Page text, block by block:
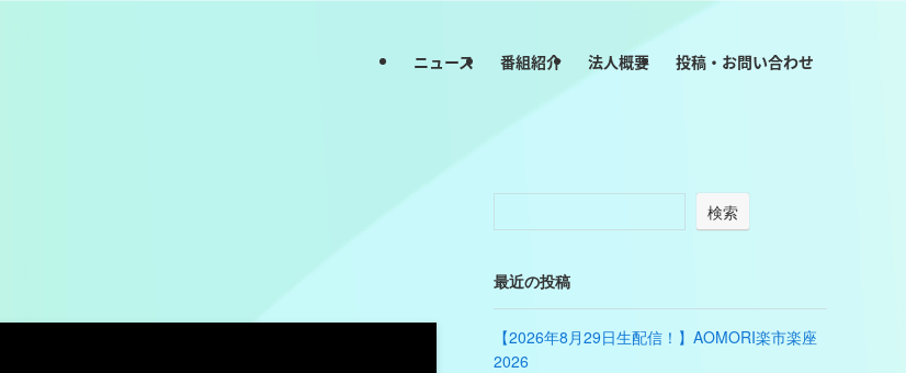
ニュース 番組紹介 法人概要 投稿・お問い合わせ
検索
最近の投稿
【2026年8月29日生配信！】AOMORI楽市楽座
2026